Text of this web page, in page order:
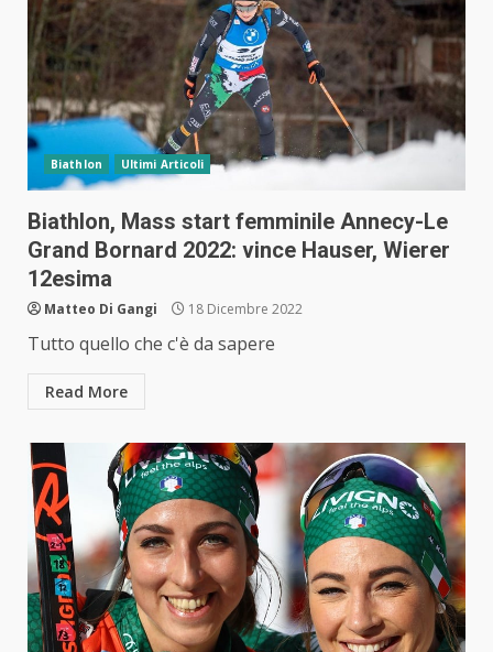
Biathlon Ultimi Articoli
Biathlon, Mass start femminile Annecy-Le
Grand Bornard 2022: vince Hauser, Wierer
12esima
Matteo Di Gangi 18 Dicembre 2022
Tutto quello che c'è da sapere
Read More